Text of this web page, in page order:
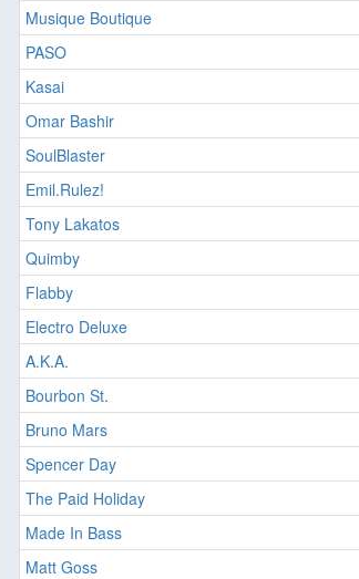
Musique Boutique
PASO
Kasai
Omar Bashir
SoulBlaster
Emil.Rulez!
Tony Lakatos
Quimby
Flabby
Electro Deluxe
A.K.A.
Bourbon St.
Bruno Mars
Spencer Day
The Paid Holiday
Made In Bass
Matt Goss